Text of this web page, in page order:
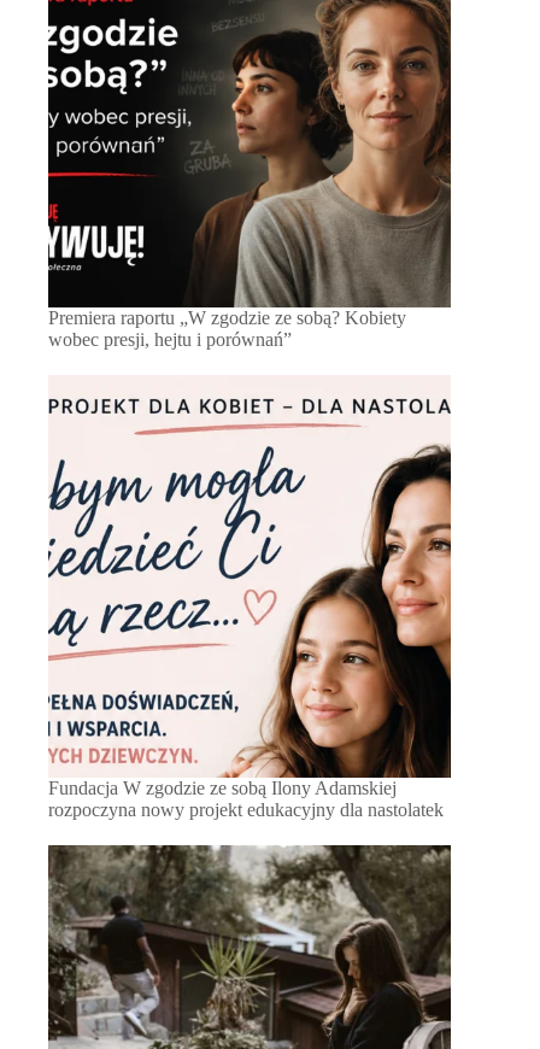
Premiera raportu „W zgodzie ze sobą? Kobiety
wobec presji, hejtu i porównań”
Fundacja W zgodzie ze sobą Ilony Adamskiej
rozpoczyna nowy projekt edukacyjny dla nastolatek